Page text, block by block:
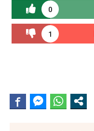
0
1